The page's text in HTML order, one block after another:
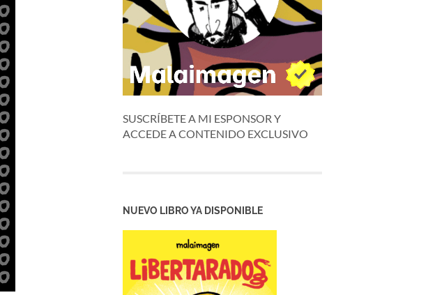
SUSCRÍBETE A MI ESPONSOR Y
ACCEDE A CONTENIDO EXCLUSIVO
NUEVO LIBRO YA DISPONIBLE